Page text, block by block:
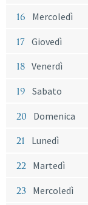
16 Mercoledì
17 Giovedì
18 Venerdì
19 Sabato
20 Domenica
21 Lunedì
22 Martedì
23 Mercoledì